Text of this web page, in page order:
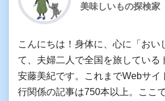
美味しいもの探検家
こんにちは！身体に、心に「おい
て、夫婦二人で全国を旅している
安藤美紀です。これまでWebサイ
行関係の記事は750本以上。ここ